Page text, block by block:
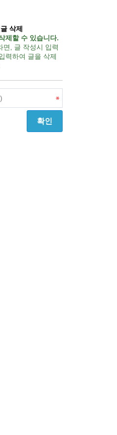
삭제
제할 수 있습니다.
면, 글 작성시 입력
력하여 글을 삭제
확인